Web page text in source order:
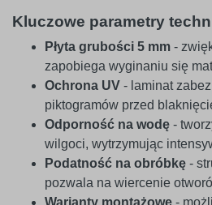
Kluczowe parametry
Płyta grubości 5 mm -
zapobiega wyginaniu się
Ochrona UV - laminat
piktogramów przed
Odporność na wodę -
wilgoci, wytrzymując
Podatność na obróbkę -
pozwala na wiercenie